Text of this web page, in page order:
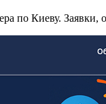
по Киеву.